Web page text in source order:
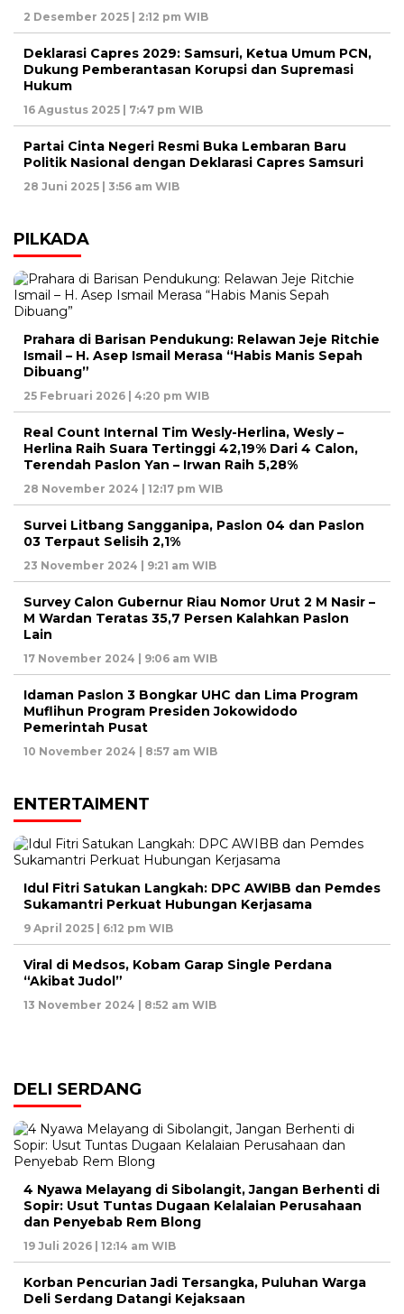
2 Desember 2025 | 2:12 pm WIB
Deklarasi Capres 2029: Samsuri, Ketua Umum PCN,
Dukung Pemberantasan Korupsi dan Supremasi
Hukum
16 Agustus 2025 | 7:47 pm WIB
Partai Cinta Negeri Resmi Buka Lembaran Baru
Politik Nasional dengan Deklarasi Capres Samsuri
28 Juni 2025 | 3:56 am WIB
PILKADA
Prahara di Barisan Pendukung: Relawan Jeje Ritchie
Ismail – H. Asep Ismail Merasa “Habis Manis Sepah
Dibuang”
25 Februari 2026 | 4:20 pm WIB
Real Count Internal Tim Wesly-Herlina, Wesly –
Herlina Raih Suara Tertinggi 42,19% Dari 4 Calon,
Terendah Paslon Yan – Irwan Raih 5,28%
28 November 2024 | 12:17 pm WIB
Survei Litbang Sangganipa, Paslon 04 dan Paslon
03 Terpaut Selisih 2,1%
23 November 2024 | 9:21 am WIB
Survey Calon Gubernur Riau Nomor Urut 2 M Nasir –
M Wardan Teratas 35,7 Persen Kalahkan Paslon
Lain
17 November 2024 | 9:06 am WIB
Idaman Paslon 3 Bongkar UHC dan Lima Program
Muflihun Program Presiden Jokowidodo
Pemerintah Pusat
10 November 2024 | 8:57 am WIB
ENTERTAIMENT
Idul Fitri Satukan Langkah: DPC AWIBB dan Pemdes
Sukamantri Perkuat Hubungan Kerjasama
9 April 2025 | 6:12 pm WIB
Viral di Medsos, Kobam Garap Single Perdana
“Akibat Judol”
13 November 2024 | 8:52 am WIB
DELI SERDANG
4 Nyawa Melayang di Sibolangit, Jangan Berhenti di
Sopir: Usut Tuntas Dugaan Kelalaian Perusahaan
dan Penyebab Rem Blong
19 Juli 2026 | 12:14 am WIB
Korban Pencurian Jadi Tersangka, Puluhan Warga
Deli Serdang Datangi Kejaksaan